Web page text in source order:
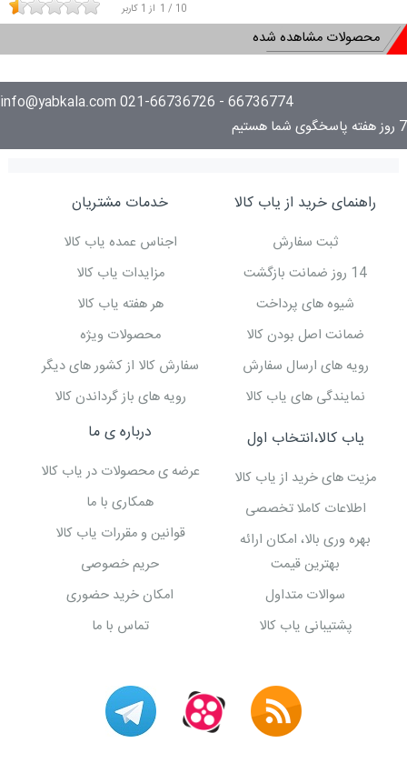
1 / 10 از 1 کاربر
محصولات مشاهده شده
66736774 - 021-66736726 info@yabkala.com
7 روز هفته پاسخگوی شما هستیم
راهنمای خرید از یاب کالا
ثبت سفارش
14 روز ضمانت بازگشت
شیوه های پرداخت
ضمانت اصل بودن کالا
رویه های ارسال سفارش
نمایندگی های یاب کالا
خدمات مشتریان
اجناس عمده یاب کالا
مزایدات یاب کالا
هر هفته یاب کالا
محصولات ویژه
سفارش کالا از کشور های دیگر
رویه های باز گرداندن کالا
یاب کالا،انتخاب اول
مزیت های خرید از یاب کالا
اطلاعات کاملا تخصصی
بهره وری بالا، امکان ارائه
بهترین قیمت
سوالات متداول
پشتیبانی یاب کالا
درباره ی ما
عرضه ی محصولات در یاب کالا
همکاری با ما
قوانین و مقررات یاب کالا
حریم خصوصی
امکان خرید حضوری
تماس با ما